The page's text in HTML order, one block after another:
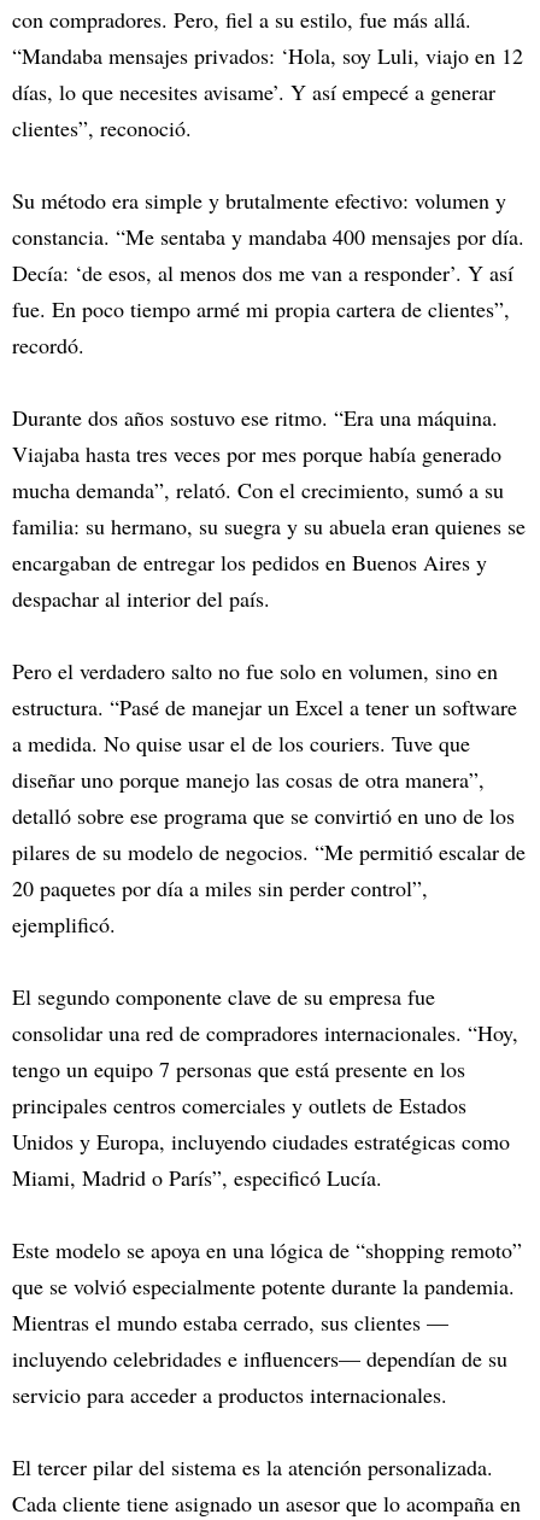
con compradores. Pero, fiel a su estilo, fue más allá.
“Mandaba mensajes privados: ‘Hola, soy Luli, viajo en 12
días, lo que necesites avisame’. Y así empecé a generar
clientes”, reconoció.
Su método era simple y brutalmente efectivo: volumen y
constancia. “Me sentaba y mandaba 400 mensajes por día.
Decía: ‘de esos, al menos dos me van a responder’. Y así
fue. En poco tiempo armé mi propia cartera de clientes”,
recordó.
Durante dos años sostuvo ese ritmo. “Era una máquina.
Viajaba hasta tres veces por mes porque había generado
mucha demanda”, relató. Con el crecimiento, sumó a su
familia: su hermano, su suegra y su abuela eran quienes se
encargaban de entregar los pedidos en Buenos Aires y
despachar al interior del país.
Pero el verdadero salto no fue solo en volumen, sino en
estructura. “Pasé de manejar un Excel a tener un software
a medida. No quise usar el de los couriers. Tuve que
diseñar uno porque manejo las cosas de otra manera”,
detalló sobre ese programa que se convirtió en uno de los
pilares de su modelo de negocios. “Me permitió escalar de
20 paquetes por día a miles sin perder control”,
ejemplificó.
El segundo componente clave de su empresa fue
consolidar una red de compradores internacionales. “Hoy,
tengo un equipo 7 personas que está presente en los
principales centros comerciales y outlets de Estados
Unidos y Europa, incluyendo ciudades estratégicas como
Miami, Madrid o París”, especificó Lucía.
Este modelo se apoya en una lógica de “shopping remoto”
que se volvió especialmente potente durante la pandemia.
Mientras el mundo estaba cerrado, sus clientes —
incluyendo celebridades e influencers— dependían de su
servicio para acceder a productos internacionales.
El tercer pilar del sistema es la atención personalizada.
Cada cliente tiene asignado un asesor que lo acompaña en